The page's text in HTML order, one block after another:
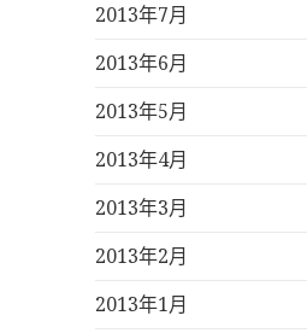
2013年7月
2013年6月
2013年5月
2013年4月
2013年3月
2013年2月
2013年1月